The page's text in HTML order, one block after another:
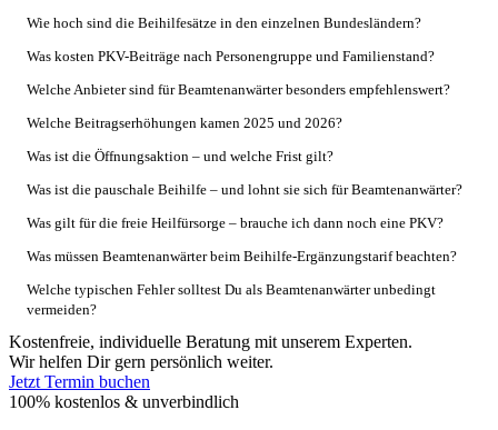
Wie hoch sind die Beihilfesätze in den einzelnen Bundesländern?
Was kosten PKV-Beiträge nach Personengruppe und Familienstand?
Welche Anbieter sind für Beamtenanwärter besonders empfehlenswert?
Welche Beitragserhöhungen kamen 2025 und 2026?
Was ist die Öffnungsaktion – und welche Frist gilt?
Was ist die pauschale Beihilfe – und lohnt sie sich für Beamtenanwärter?
Was gilt für die freie Heilfürsorge – brauche ich dann noch eine PKV?
Was müssen Beamtenanwärter beim Beihilfe-Ergänzungstarif beachten?
Welche typischen Fehler solltest Du als Beamtenanwärter unbedingt
vermeiden?
Kostenfreie, individuelle Beratung mit unserem Experten.
Wir helfen Dir gern persönlich weiter.
Jetzt Termin buchen
100% kostenlos & unverbindlich